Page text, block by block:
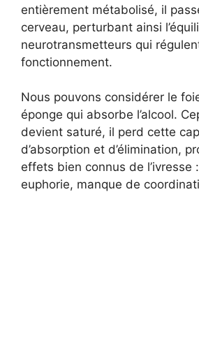
entièrement métabolisé, il
cerveau, perturbant ainsi
neurotransmetteurs qui
fonctionnement.
Nous pouvons considérer le
éponge qui absorbe l’alcool.
devient saturé, il perd cette
d’absorption et d’élimination,
effets bien connus de l’ivresse
euphorie, manque de